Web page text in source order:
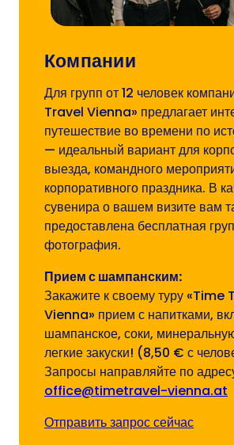
Компании
Для групп от 12 человек
Travel Vienna» предлагает
путешествие во времени по
— идеальный вариант для
выезда, командного
корпоративного праздника. В
сувенира о вашем визите вам
предоставлена бесплатная
фотография.
Прием с шампанским:
Закажите к своему туру «Time
Vienna» прием с напитками,
шампанское, соки,
легкие закуски! (8,50 € с
Запросы направляйте по
office@timetravel-vienna.at
Отправить запрос сейчас